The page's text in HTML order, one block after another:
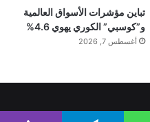
تباين مؤشرات الأسواق العالمية
و”كوسبي” الكوري يهوي 4.6%
أغسطس 7, 2026